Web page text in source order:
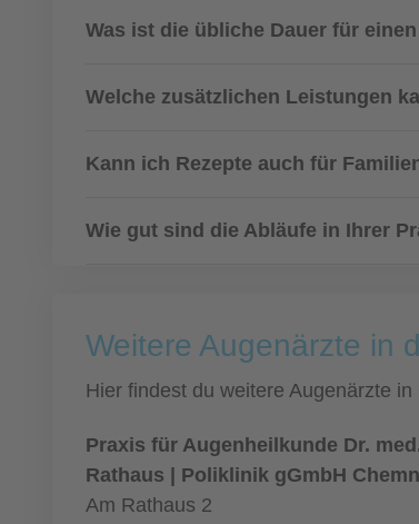
Was ist die übliche Dauer für
Welche zusätzlichen Leistungen
Kann ich Rezepte auch für
Wie gut sind die Abläufe in Ihrer
Weitere Augenärzte in
Hier findest du weitere Augenärzte
Praxis für Augenheilkunde Dr.
Rathaus | Poliklinik gGmbH
Am Rathaus 2